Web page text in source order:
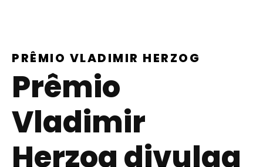
PRÊMIO VLADIMIR HERZOG
Prêmio
Vladimir
Herzog divulga